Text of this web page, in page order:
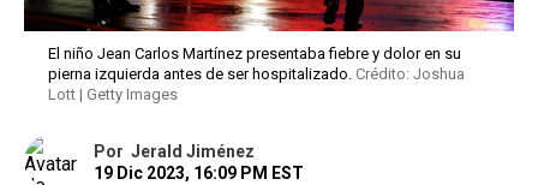
El niño Jean Carlos Martínez presentaba fiebre y dolor en su
pierna izquierda antes de ser hospitalizado. Crédito: Joshua
Lott | Getty Images
Por Jerald Jiménez
19 Dic 2023, 16:09 PM EST